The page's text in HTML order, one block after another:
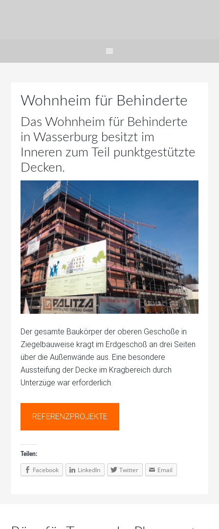
Wohnheim für Behinderte
Das Wohnheim für Behinderte
in Wasserburg besitzt im
Inneren zum Teil punktgestützte
Decken.
Der gesamte Baukörper der oberen Geschoße in
Ziegelbauweise kragt im Erdgeschoß an drei Seiten
über die Außenwände aus. Eine besondere
Aussteifung der Decke im Kragbereich durch
Unterzüge war erforderlich.
REFERENZPROJEKTE
Teilen:
Facebook LinkedIn Twitter Email